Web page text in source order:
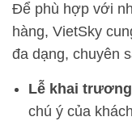
Để phù hợp với
hàng, VietSky
đa dạng, chuyên
Lễ khai trương
chú ý của